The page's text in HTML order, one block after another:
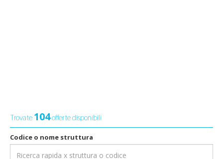
Trovate104offerte disponibili
Codice o nome struttura